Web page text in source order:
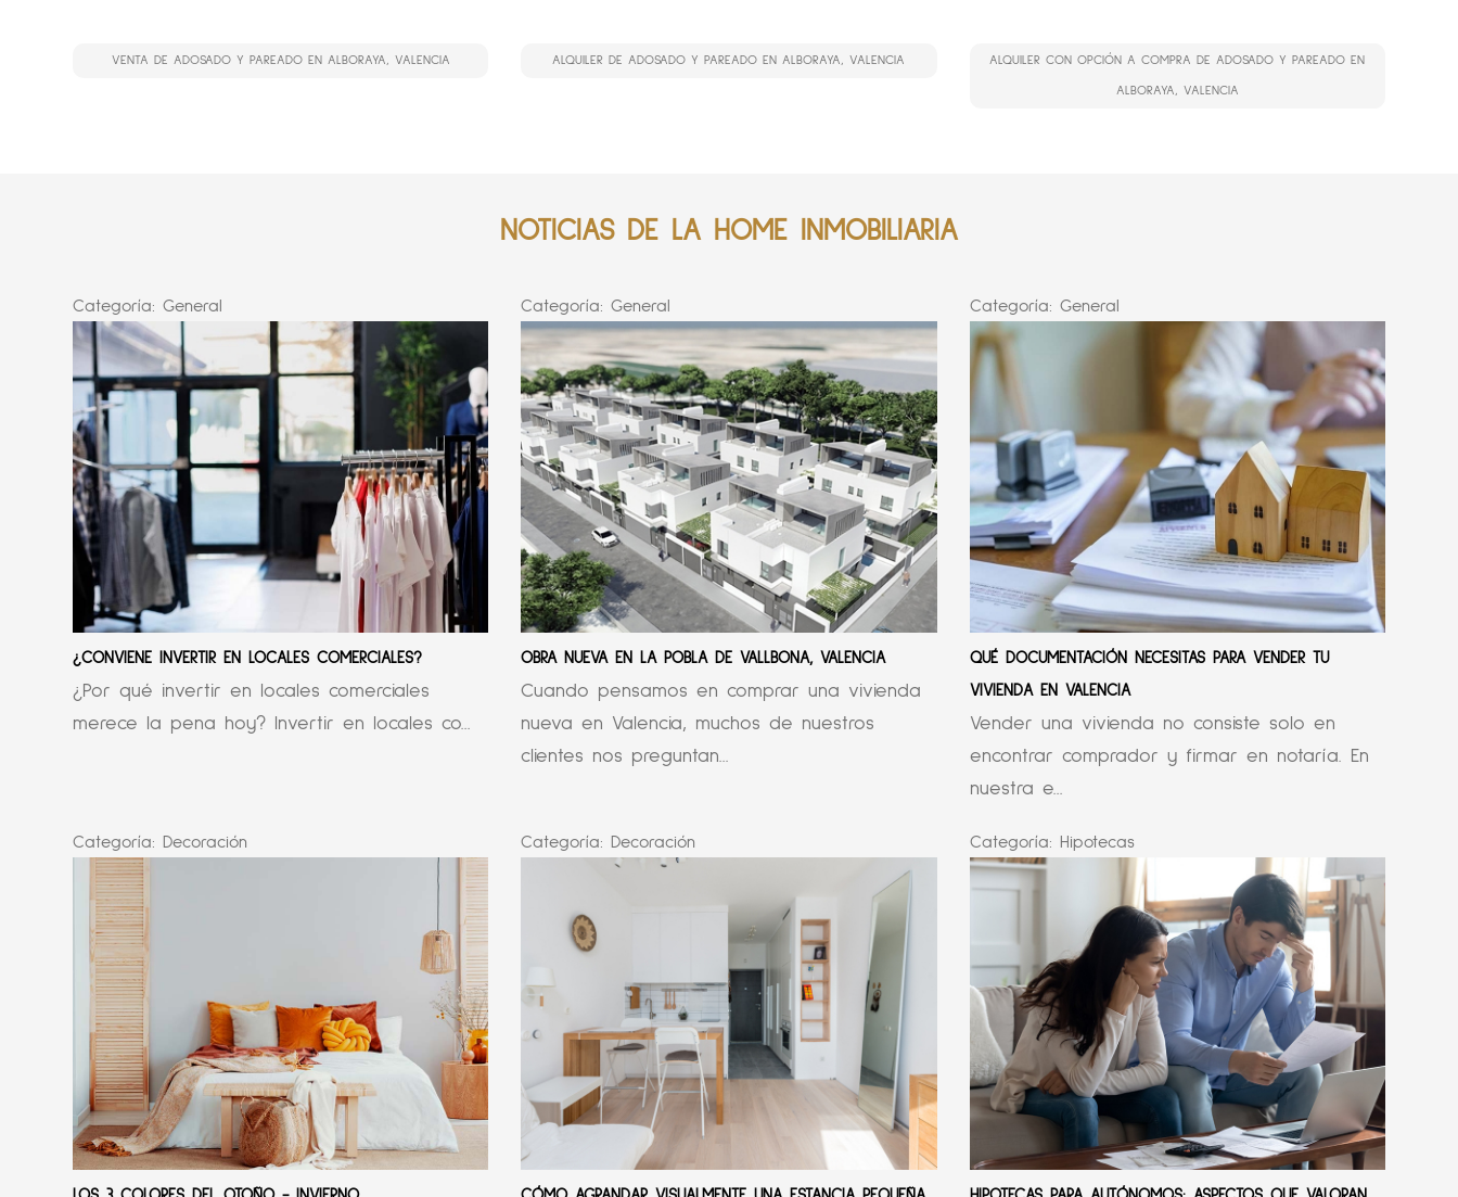
VENTA DE ADOSADO Y PAREADO EN ALBORAYA, VALENCIA ALQUILER DE ADOSADO Y PAREADO EN ALBORAYA, VALENCIA ALQUILER CON OPCIÓN A COMPRA DE ADOSADO Y PAREADO EN
ALBORAYA, VALENCIA
NOTICIAS DE LA HOME INMOBILIARIA
Categoría: General
¿CONVIENE INVERTIR EN LOCALES COMERCIALES?
¿Por qué invertir en locales comerciales
merece la pena hoy? Invertir en locales co...
Categoría:General
OBRA NUEVA EN LA POBLA DE VALLBONA, VALENCIA
Cuando pensamos en comprar una vivienda
nueva en Valencia, muchos de nuestros
clientes nos preguntan...
Categoría: General
QUÉ DOCUMENTACIÓN NECESITAS PARA VENDER TU
VIVIENDA EN VALENCIA
Vender una vivienda no consiste solo en
encontrar comprador y firmar en notaría. En
nuestra e...
Categoría: Decoración Categoría: Decoración Categoría: Hipotecas